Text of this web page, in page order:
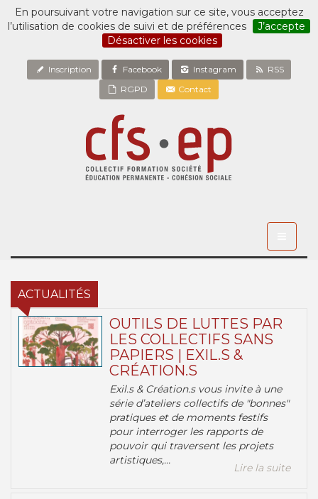
En poursuivant votre navigation sur ce site, vous acceptez
l’utilisation de cookies de suivi et de préférences
J’accepte
Désactiver les cookies
Inscription Facebook Instagram
RSS
RGPD
Contact
ACTUALITÉS
OUTILS DE LUTTES PAR
LES COLLECTIFS SANS
PAPIERS | EXIL.S &
CRÉATION.S
Exil.s & Création.s vous invite à une
série d’ateliers collectifs de "bonnes"
pratiques et de moments festifs
pour interroger les rapports de
pouvoir qui traversent les projets
artistiques,...
Lire la suite